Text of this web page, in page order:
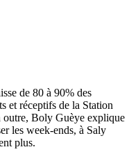
de 80 à 90% des
et réceptifs de la Station
outre, Boly Guèye explique
les week-ends, à Saly
plus.